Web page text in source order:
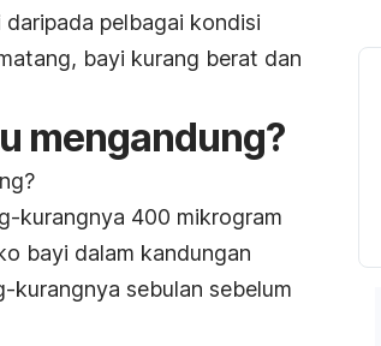
pelbagai kondisi
bayi kurang berat dan
mengandung?
kurangnya 400 mikrogram
bayi dalam kandungan
kurangnya sebulan sebelum